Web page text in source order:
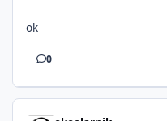
ok
0